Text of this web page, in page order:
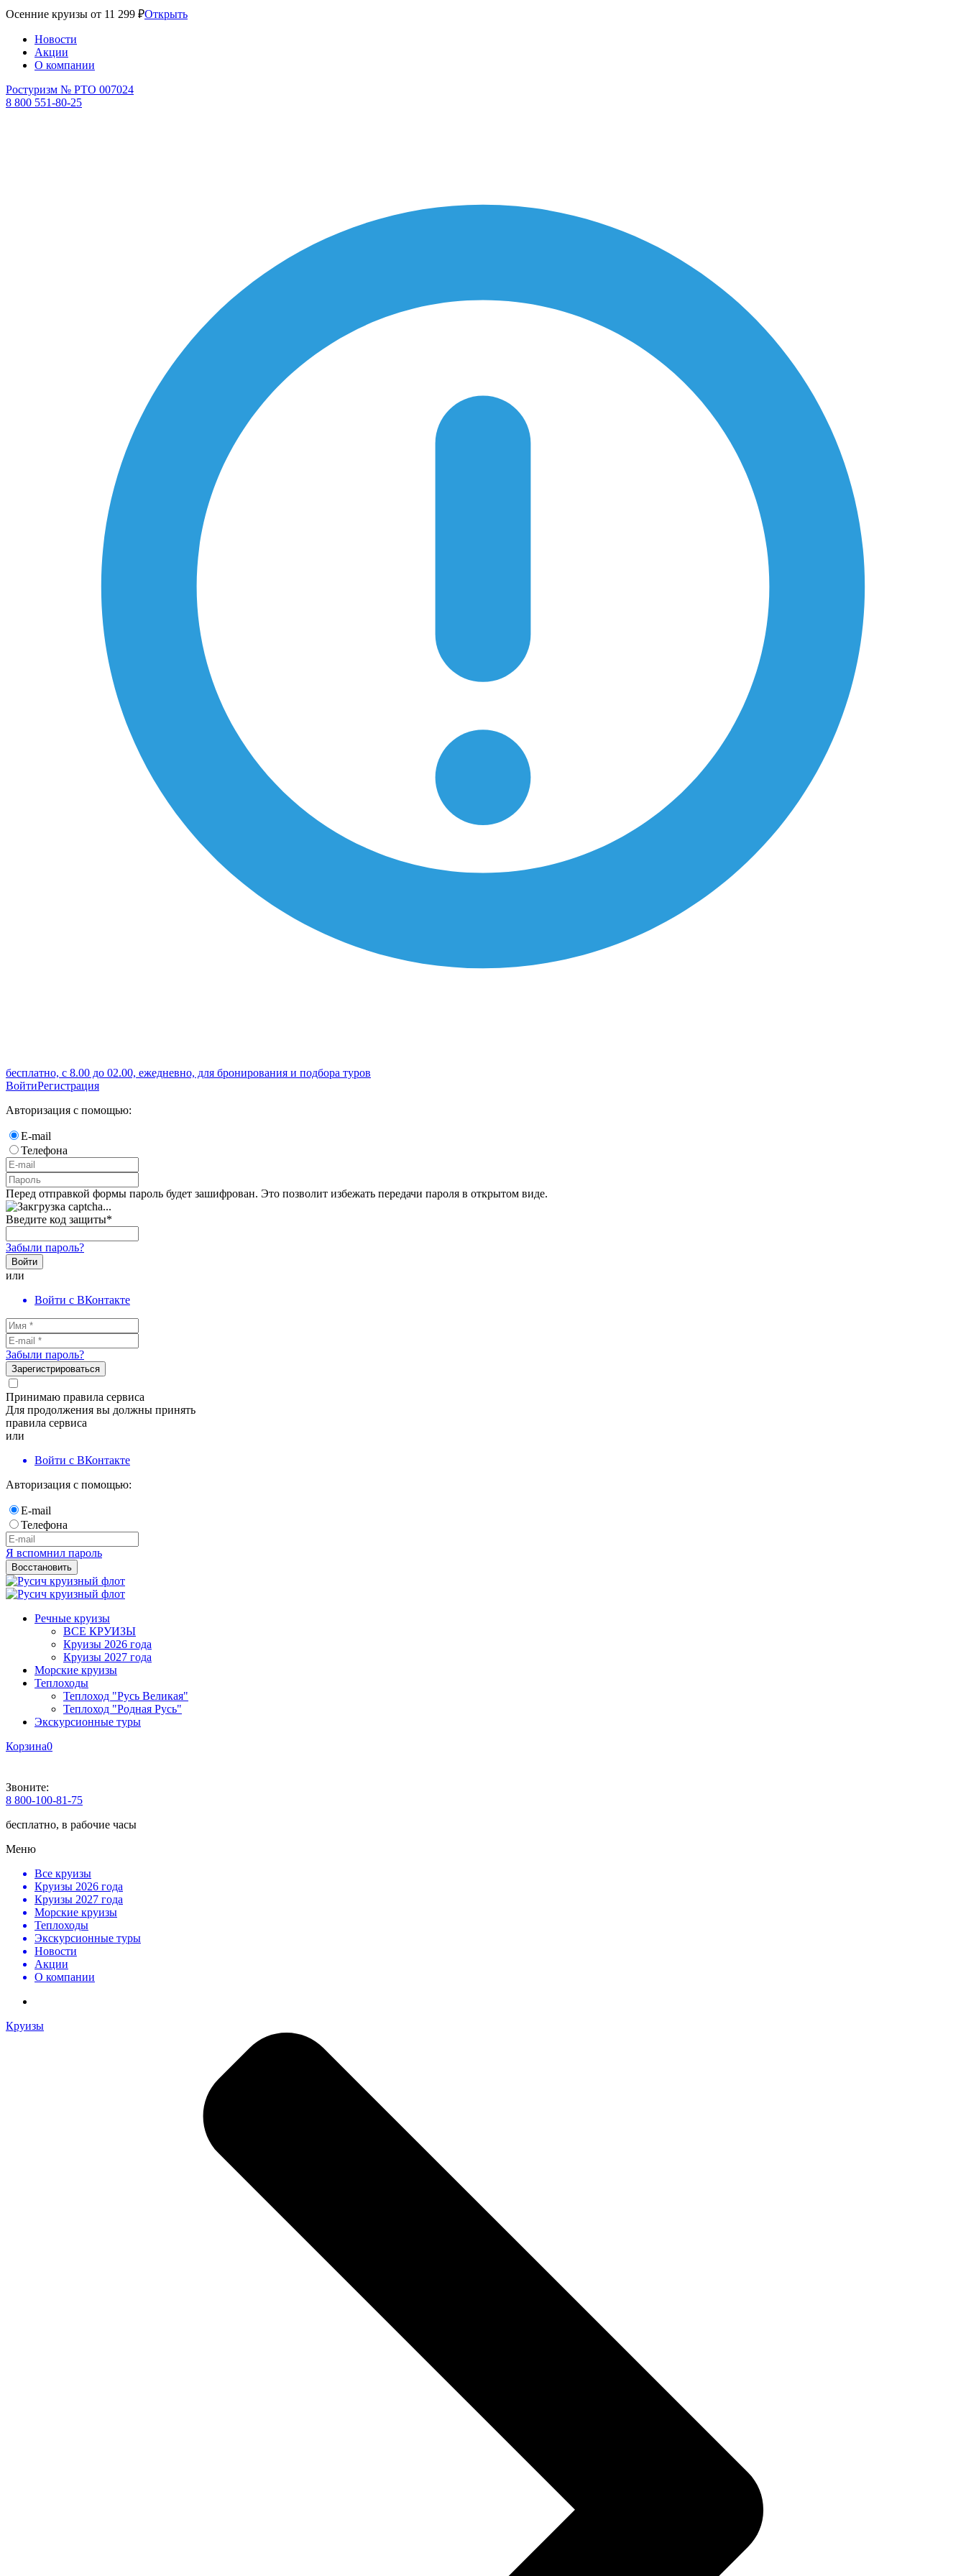
Осенние круизы от 11 299 ₽Открыть
Новости
Акции
О компании
Ростуризм № РТО 007024
8 800 551-80-25
бесплатно, с 8.00 до 02.00, ежедневно, для бронирования и подбора туров
ВойтиРегистрация
Авторизация с помощью:
E-mail
Телефона
Перед отправкой формы пароль будет зашифрован. Это позволит избежать передачи пароля в открытом виде.
Введите код защиты*
Забыли пароль?
Войти
или
Войти с ВКонтакте
Забыли пароль?
Зарегистрироваться
Принимаю правила сервиса
Для продолжения вы должны принять
правила сервиса
или
Войти с ВКонтакте
Авторизация с помощью:
E-mail
Телефона
Я вспомнил пароль
Восстановить
Речные круизы
ВСЕ КРУИЗЫ
Круизы 2026 года
Круизы 2027 года
Морские круизы
Теплоходы
Теплоход "Русь Великая"
Теплоход "Родная Русь"
Экскурсионные туры
Корзина0
Звоните:
8 800-100-81-75
бесплатно, в рабочие часы
Меню
Все круизы
Круизы 2026 года
Круизы 2027 года
Морские круизы
Теплоходы
Экскурсионные туры
Новости
Акции
О компании
Круизы